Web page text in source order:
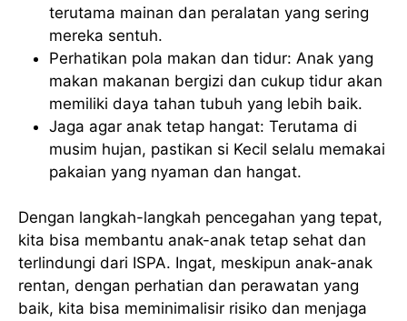
terutama mainan dan peralatan yang sering
mereka sentuh.
Perhatikan pola makan dan tidur: Anak yang
makan makanan bergizi dan cukup tidur akan
memiliki daya tahan tubuh yang lebih baik.
Jaga agar anak tetap hangat: Terutama di
musim hujan, pastikan si Kecil selalu memakai
pakaian yang nyaman dan hangat.
Dengan langkah-langkah pencegahan yang tepat,
kita bisa membantu anak-anak tetap sehat dan
terlindungi dari ISPA. Ingat, meskipun anak-anak
rentan, dengan perhatian dan perawatan yang
baik, kita bisa meminimalisir risiko dan menjaga